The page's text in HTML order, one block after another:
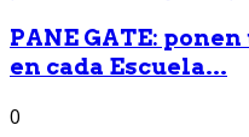
PANE GATE:
en cada Escuela...
0